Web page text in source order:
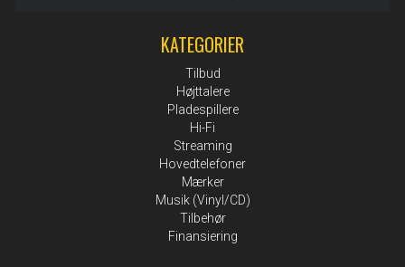
KATEGORIER
Tilbud
Højttalere
Pladespillere
Hi-Fi
Streaming
Hovedtelefoner
Mærker
Musik (Vinyl/CD)
Tilbehør
Finansiering